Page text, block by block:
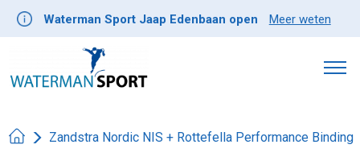
Waterman Sport Jaap Edenbaan open Meer weten
Zandstra Nordic NIS + Rottefella Performance Binding